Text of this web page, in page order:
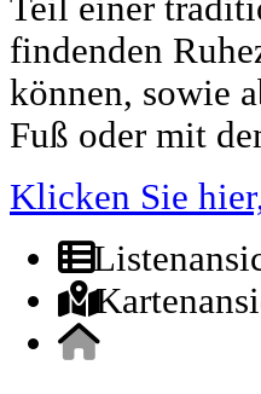
Teil einer
findenden
können, sowie
Fuß oder mit
Klicken Sie